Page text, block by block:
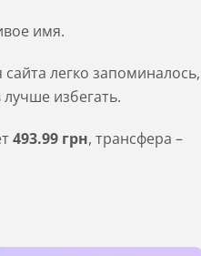
имя.
легко запоминалось,
избегать.
493.99 грн, трансфера –